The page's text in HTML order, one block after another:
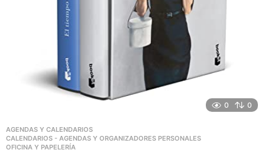
0 0
AGENDAS Y CALENDARIOS
CALENDARIOS - AGENDAS Y ORGANIZADORES PERSONALES
OFICINA Y PAPELERÍA